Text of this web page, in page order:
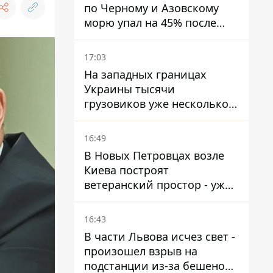
по Черному и Азовскому
морю упал на 45% после
ударов Украины
17:03
На западных границах
Украины тысячи
грузовиков уже несколько
дней в бесконечной
очереди – это признак
16:49
В Новых Петровцах возле
Киева построят
ветеранский простор - уже
нашли проектанта
16:43
В части Львова исчез свет -
произошел взрыв на
подстанции из-за бешеной